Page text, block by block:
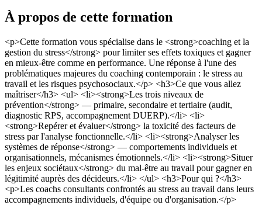
À propos de cette formation
<p>Cette formation vous spécialise dans le <strong>coaching et la
gestion du stress</strong> pour limiter ses effets toxiques et gagner
en mieux-être comme en performance. Une réponse à l'une des
problématiques majeures du coaching contemporain : le stress au
travail et les risques psychosociaux.</p> <h3>Ce que vous allez
maîtriser</h3> <ul> <li><strong>Les trois niveaux de
prévention</strong> — primaire, secondaire et tertiaire (audit,
diagnostic RPS, accompagnement DUERP).</li> <li>
<strong>Repérer et évaluer</strong> la toxicité des facteurs de
stress par l'analyse fonctionnelle.</li> <li><strong>Analyser les
systèmes de réponse</strong> — comportements individuels et
organisationnels, mécanismes émotionnels.</li> <li><strong>Situer
les enjeux sociétaux</strong> du mal-être au travail pour gagner en
légitimité auprès des décideurs.</li> </ul> <h3>Pour qui ?</h3>
<p>Les coachs consultants confrontés au stress au travail dans leurs
accompagnements individuels, d'équipe ou d'organisation.</p>